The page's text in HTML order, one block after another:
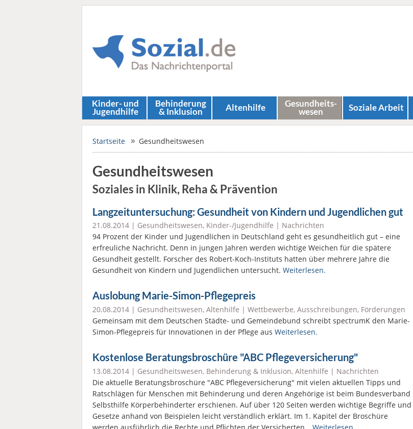
Kinder- und
Jugendhilfe
Behinderung
& Inklusion Altenhilfe Gesundheits­
wesen Soziale Arbeit
Startseite Gesundheitswesen
Gesundheitswesen
Soziales in Klinik, Reha & Prävention
Langzeituntersuchung: Gesundheit von Kindern und Jugendlichen gut
21.08.2014 | Gesundheitswesen, Kinder-/Jugendhilfe | Nachrichten
94 Prozent der Kinder und Jugendlichen in Deutschland geht es gesundheitlich gut – eine
erfreuliche Nachricht. Denn in jungen Jahren werden wichtige Weichen für die spätere
Gesundheit gestellt. Forscher des Robert-Koch-Instituts hatten über mehrere Jahre die
Gesundheit von Kindern und Jugendlichen untersucht. Weiterlesen.
Auslobung Marie-Simon-Pflegepreis
20.08.2014 | Gesundheitswesen, Altenhilfe | Wettbewerbe, Ausschreibungen, Förderungen
Gemeinsam mit dem Deutschen Städte- und Gemeindebund schreibt spectrumK den Marie-
Simon-Pflegepreis für Innovationen in der Pflege aus Weiterlesen.
Kostenlose Beratungsbroschüre "ABC Pflegeversicherung"
13.08.2014 | Gesundheitswesen, Behinderung & Inklusion, Altenhilfe | Nachrichten
Die aktuelle Beratungsbroschüre "ABC Pflegeversicherung" mit vielen aktuellen Tipps und
Ratschlägen für Menschen mit Behinderung und deren Angehörige ist beim Bundesverband
Selbsthilfe Körperbehinderter erschienen. Auf über 120 Seiten werden wichtige Begriffe und
Gesetze anhand von Beispielen leicht verständlich erklärt. Im 1. Kapitel der Broschüre